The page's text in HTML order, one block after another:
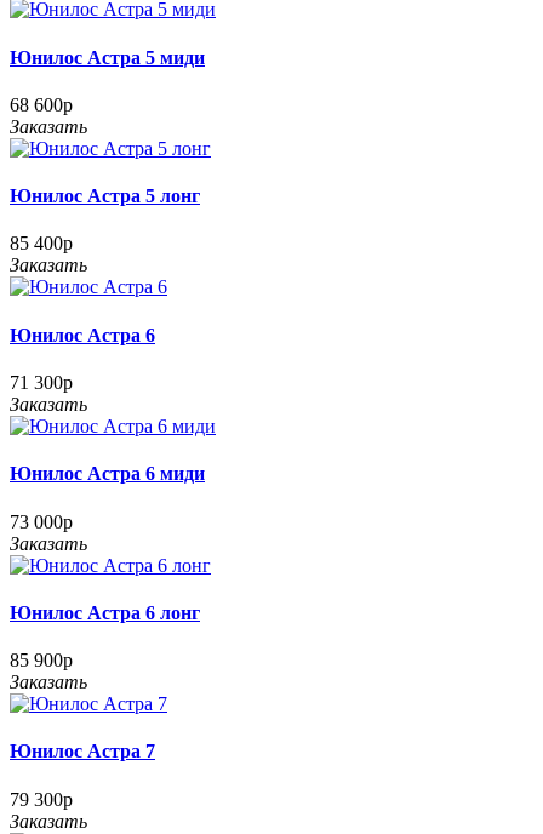
Юнилос Астра 5 миди
68 600р
Заказать
Юнилос Астра 5 лонг
85 400р
Заказать
Юнилос Астра 6
71 300р
Заказать
Юнилос Астра 6 миди
73 000р
Заказать
Юнилос Астра 6 лонг
85 900р
Заказать
Юнилос Астра 7
79 300р
Заказать